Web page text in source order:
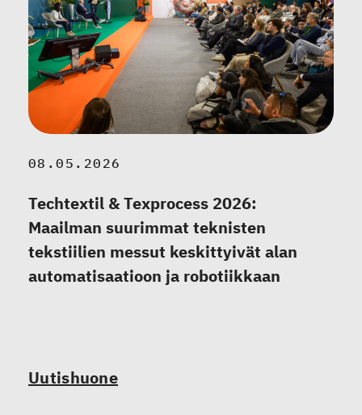
08.05.2026
Techtextil & Texprocess 2026:
Maailman suurimmat teknisten
tekstiilien messut keskittyivät alan
automatisaatioon ja robotiikkaan
Uutishuone